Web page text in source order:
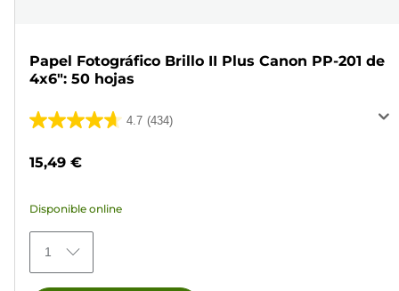
Papel Fotográfico Brillo II Plus Canon PP-201 de
4x6": 50 hojas
4.7 (434)
4.7
5
434
reseñas
15,49 €
Disponible online
1